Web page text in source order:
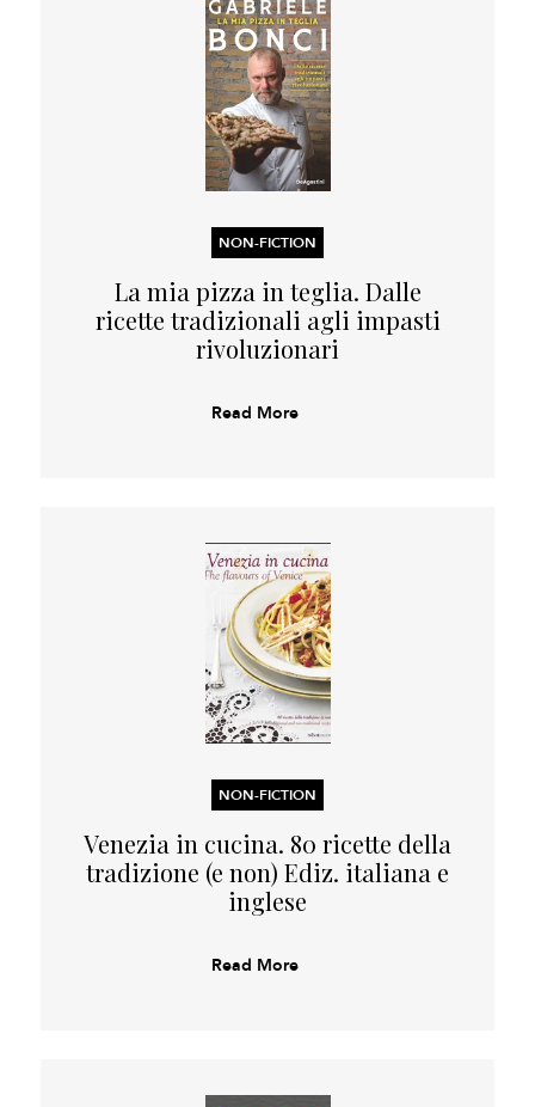
NON-FICTION
La mia pizza in teglia. Dalle
ricette tradizionali agli impasti
rivoluzionari
Read More
NON-FICTION
Venezia in cucina. 80 ricette della
tradizione (e non) Ediz. italiana e
inglese
Read More